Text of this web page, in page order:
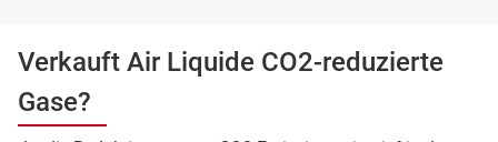
Verkauft Air Liquide CO2-reduzierte
Gase?